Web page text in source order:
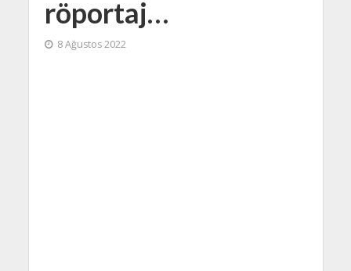
röportaj…
8 Ağustos 2022